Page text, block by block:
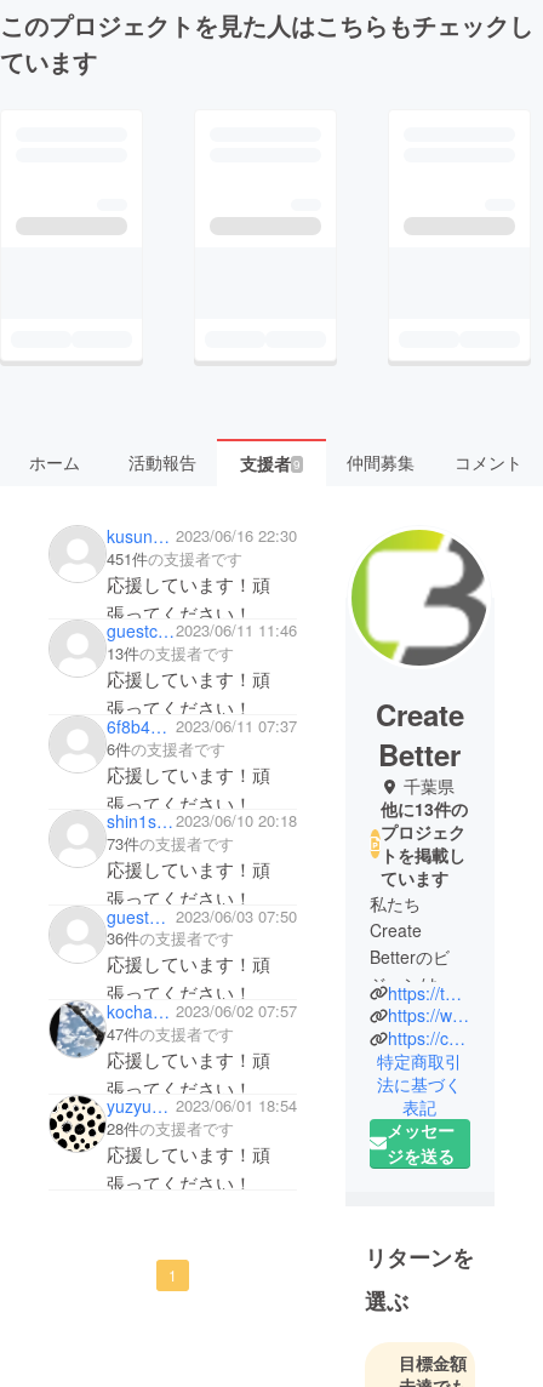
このプロジェクトを見た人はこちらもチェックし
ています
ホーム 活動報告 支援者9 仲間募集 コメント
kusunoki27 2023/06/16 22:30
451件の支援者です
応援しています！頑
張ってください！
guestc626de0993d42023/06/11 11:46
13件の支援者です
応援しています！頑
張ってください！
6f8b43985564 2023/06/11 07:37
6件の支援者です
応援しています！頑
張ってください！
shin1spriggan2023/06/10 20:18
73件の支援者です
応援しています！頑
張ってください！
guesta4cb348c3e54 2023/06/03 07:50
36件の支援者です
応援しています！頑
張ってください！
kochan_ya0360 2023/06/02 07:57
47件の支援者です
応援しています！頑
張ってください！
yuzyupon 2023/06/01 18:54
28件の支援者です
応援しています！頑
張ってください！
1
Create
Better
千葉県
他に13件の
プロジェク
トを掲載し
ています
私たち
Create
Betterのビ
ジョンは
「期待を満
足するだけ
ではなく、
越えよ
う！」で
す。世の中
には様々な
新しており
ます。どれ
が一番良い
よりまだ想
https://twitter.com/tk98q7eOkspAhaT/
https://www.instagram.com/ka_create_better/
https://createbetter.co.jp/
特定商取引
法に基づく
表記
メッセー
ジを送る
リターンを
選ぶ
目標金額